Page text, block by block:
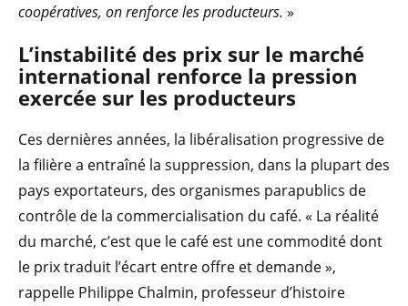
coopératives, on renforce les producteurs. »
L’instabilité des prix sur le marché
international renforce la pression
exercée sur les producteurs
Ces dernières années, la libéralisation progressive de
la filière a entraîné la suppression, dans la plupart des
pays exportateurs, des organismes parapublics de
contrôle de la commercialisation du café. « La réalité
du marché, c’est que le café est une commodité dont
le prix traduit l’écart entre offre et demande »,
rappelle Philippe Chalmin, professeur d’histoire